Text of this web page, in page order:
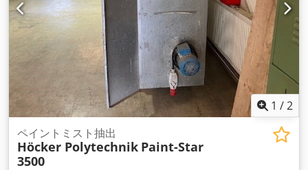
1 /2
ペイントミスト抽出
Höcker Polytechnik Paint-Star
3500